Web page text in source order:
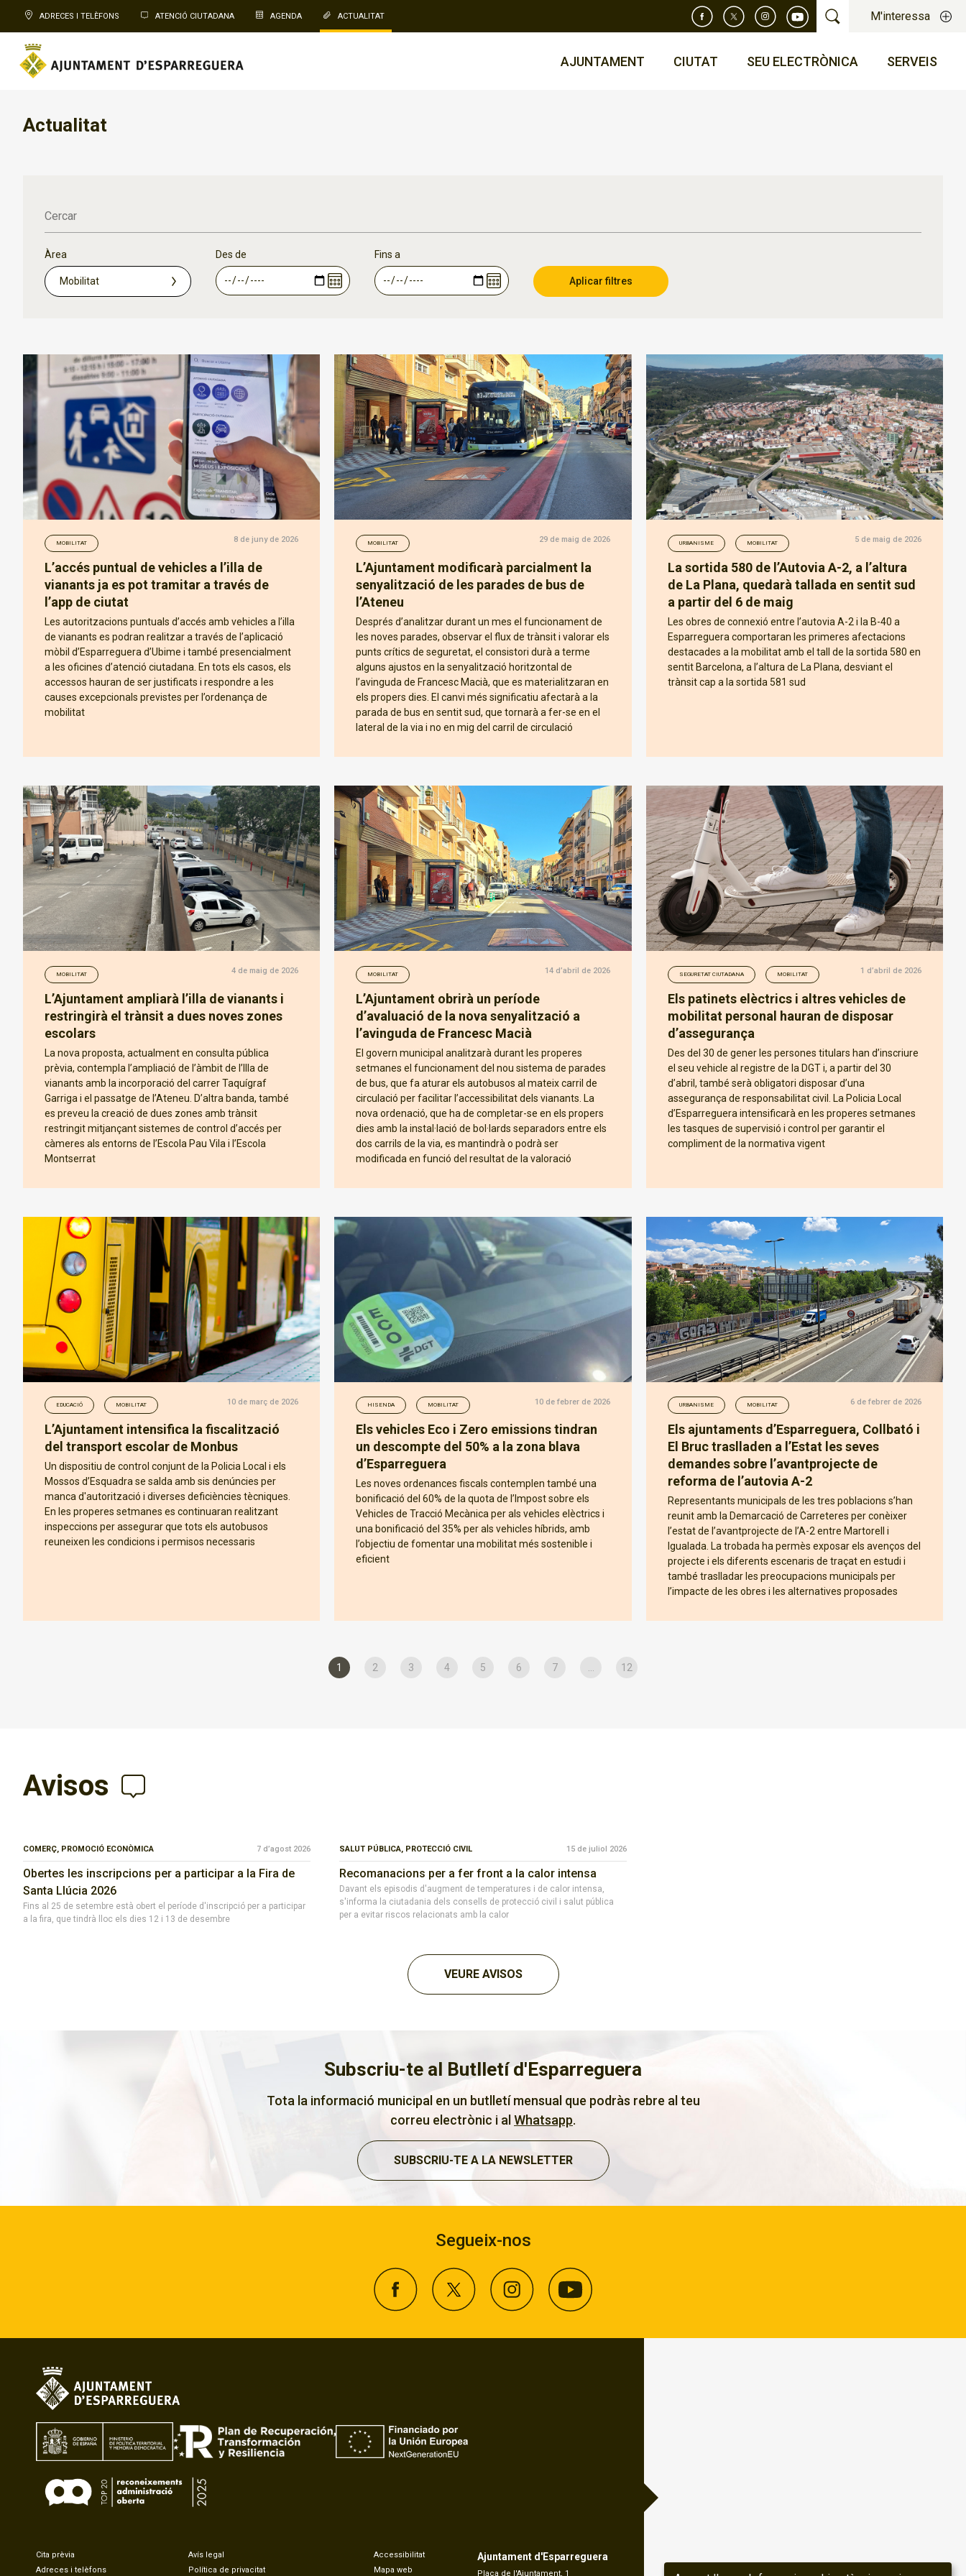
ADRECES I TELÈFONS ATENCIÓ CIUTADANA AGENDA ACTUALITAT M'interessa
AJUNTAMENT CIUTAT SEU ELECTRÒNICA SERVEIS
Actualitat
Cercar
Àrea Des de Fins a
MOBILITAT 8 de juny de 2026
L’accés puntual de vehicles a l’illa de
vianants ja es pot tramitar a través de
l’app de ciutat
Les autoritzacions puntuals d’accés amb vehicles a l’illa
de vianants es podran realitzar a través de l’aplicació
mòbil d’Esparreguera d’Ubime i també presencialment
a les oficines d’atenció ciutadana. En tots els casos, els
accessos hauran de ser justificats i respondre a les
causes excepcionals previstes per l’ordenança de
mobilitat
MOBILITAT 29 de maig de 2026
L’Ajuntament modificarà parcialment la
senyalització de les parades de bus de
l’Ateneu
Després d’analitzar durant un mes el funcionament de
les noves parades, observar el flux de trànsit i valorar els
punts crítics de seguretat, el consistori durà a terme
alguns ajustos en la senyalització horitzontal de
l’avinguda de Francesc Macià, que es materialitzaran en
els propers dies. El canvi més significatiu afectarà a la
parada de bus en sentit sud, que tornarà a fer-se en el
lateral de la via i no en mig del carril de circulació
URBANISME MOBILITAT 5 de maig de 2026
La sortida 580 de l’Autovia A-2, a l’altura
de La Plana, quedarà tallada en sentit sud
a partir del 6 de maig
Les obres de connexió entre l’autovia A-2 i la B-40 a
Esparreguera comportaran les primeres afectacions
destacades a la mobilitat amb el tall de la sortida 580 en
sentit Barcelona, a l’altura de La Plana, desviant el
trànsit cap a la sortida 581 sud
MOBILITAT 4 de maig de 2026
L’Ajuntament ampliarà l’illa de vianants i
restringirà el trànsit a dues noves zones
escolars
La nova proposta, actualment en consulta pública
prèvia, contempla l’ampliació de l’àmbit de l’Illa de
vianants amb la incorporació del carrer Taquígraf
Garriga i el passatge de l’Ateneu. D’altra banda, també
es preveu la creació de dues zones amb trànsit
restringit mitjançant sistemes de control d’accés per
càmeres als entorns de l’Escola Pau Vila i l’Escola
Montserrat
MOBILITAT 14 d’abril de 2026
L’Ajuntament obrirà un període
d’avaluació de la nova senyalització a
l’avinguda de Francesc Macià
El govern municipal analitzarà durant les properes
setmanes el funcionament del nou sistema de parades
de bus, que fa aturar els autobusos al mateix carril de
circulació per facilitar l’accessibilitat dels vianants. La
nova ordenació, que ha de completar-se en els propers
dies amb la instal·lació de bol·lards separadors entre els
dos carrils de la via, es mantindrà o podrà ser
modificada en funció del resultat de la valoració
SEGURETAT CIUTADANA MOBILITAT 1 d’abril de 2026
Els patinets elèctrics i altres vehicles de
mobilitat personal hauran de disposar
d’assegurança
Des del 30 de gener les persones titulars han d’inscriure
el seu vehicle al registre de la DGT i, a partir del 30
d’abril, també serà obligatori disposar d’una
assegurança de responsabilitat civil. La Policia Local
d’Esparreguera intensificarà en les properes setmanes
les tasques de supervisió i control per garantir el
compliment de la normativa vigent
EDUCACIÓ MOBILITAT 10 de març de 2026
L’Ajuntament intensifica la fiscalització
del transport escolar de Monbus
Un dispositiu de control conjunt de la Policia Local i els
Mossos d’Esquadra se salda amb sis denúncies per
manca d'autorització i diverses deficiències tècniques.
En les properes setmanes es continuaran realitzant
inspeccions per assegurar que tots els autobusos
reuneixen les condicions i permisos necessaris
HISENDA MOBILITAT 10 de febrer de 2026
Els vehicles Eco i Zero emissions tindran
un descompte del 50% a la zona blava
d’Esparreguera
Les noves ordenances fiscals contemplen també una
bonificació del 60% de la quota de l’Impost sobre els
Vehicles de Tracció Mecànica per als vehicles elèctrics i
una bonificació del 35% per als vehicles híbrids, amb
l’objectiu de fomentar una mobilitat més sostenible i
eficient
URBANISME MOBILITAT 6 de febrer de 2026
Els ajuntaments d’Esparreguera, Collbató i
El Bruc traslladen a l’Estat les seves
demandes sobre l’avantprojecte de
reforma de l’autovia A-2
Representants municipals de les tres poblacions s’han
reunit amb la Demarcació de Carreteres per conèixer
l’estat de l’avantprojecte de l’A-2 entre Martorell i
Igualada. La trobada ha permès exposar els avenços del
projecte i els diferents escenaris de traçat en estudi i
també traslladar les preocupacions municipals per
l’impacte de les obres i les alternatives proposades
1 2 3 4 5 6 7 ... 12
Avisos
COMERÇ, PROMOCIÓ ECONÒMICA 7 d’agost 2026
Obertes les inscripcions per a participar a la Fira de
Santa Llúcia 2026
Fins al 25 de setembre està obert el període d'inscripció per a participar
a la fira, que tindrà lloc els dies 12 i 13 de desembre
SALUT PÚBLICA, PROTECCIÓ CIVIL 15 de juliol 2026
Recomanacions per a fer front a la calor intensa
Davant els episodis d'augment de temperatures i de calor intensa,
s'informa la ciutadania dels consells de protecció civil i salut pública
per a evitar riscos relacionats amb la calor
VEURE AVISOS
Subscriu-te al Butlletí d'Esparreguera
Tota la informació municipal en un butlletí mensual que podràs rebre al teu
correu electrònic i al Whatsapp.
SUBSCRIU-TE A LA NEWSLETTER
Segueix-nos
Cita prèvia
Adreces i telèfons
Avís legal
Política de privacitat
Accessibilitat
Mapa web
Ajuntament d'Esparreguera
Plaça de l'Ajuntament, 1